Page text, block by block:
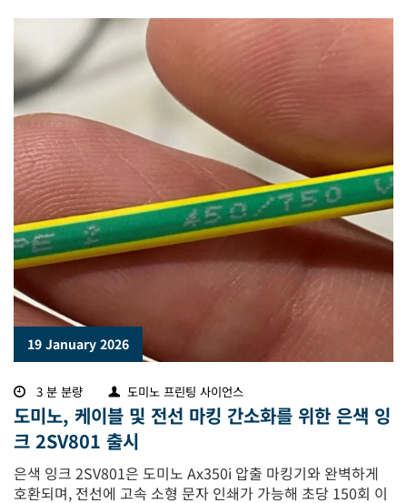
19 January 2026
3 분 분량 도미노 프린팅 사이언스
도미노, 케이블 및 전선 마킹 간소화를 위한 은색 잉
크 2SV801 출시
은색 잉크 2SV801은 도미노 Ax350i 압출 마킹기와 완벽하게
호환되며, 전선에 고속 소형 문자 인쇄가 가능해 초당 150회 이